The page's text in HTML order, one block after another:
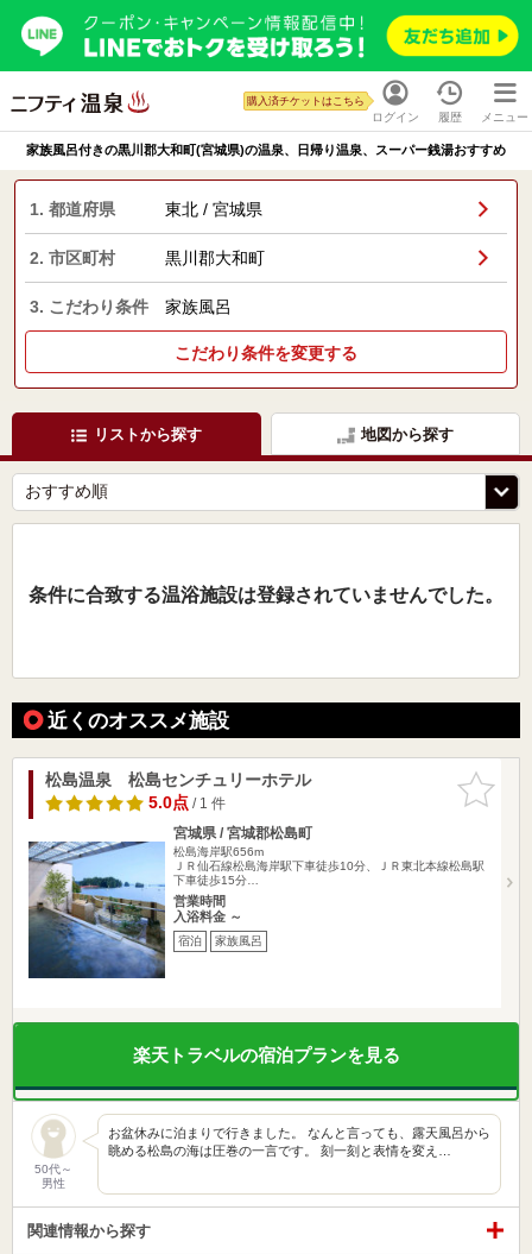
ログイン
購入済チケットはこちら
履歴 メニュー
家族風呂付きの黒川郡大和町(宮城県)の温泉、日帰り温泉、スーパー銭湯おすすめ
1. 都道府県 東北 / 宮城県
2. 市区町村 黒川郡大和町
3. こだわり条件 家族風呂
こだわり条件を変更する
リストから探す 地図から探す
条件に合致する温浴施設は登録されていませんでした。
近くのオススメ施設
お気に入
りに追加
松島温泉 松島センチュリーホテル
5.0点/ 1 件
宮城県 / 宮城郡松島町
松島海岸駅656m
ＪＲ仙石線松島海岸駅下車徒歩10分、ＪＲ東北本線松島駅
下車徒歩15分…
営業時間
入浴料金 ～
宿泊 家族風呂
楽天トラベルの宿泊プランを見る
50代～
男性
​お盆休みに泊まりで行きました。 なんと言っても、露天風呂から
眺める松島の海は圧巻の一言です。 刻一刻と表情を変え…
関連情報から探す